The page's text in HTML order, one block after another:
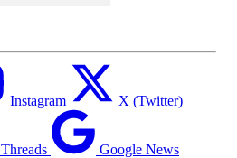
Instagram X (Twitter)
Threads Google News